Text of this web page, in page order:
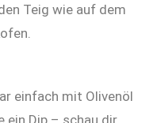
Teig wie auf dem
einfach mit Olivenöl
ein Dip – schau dir